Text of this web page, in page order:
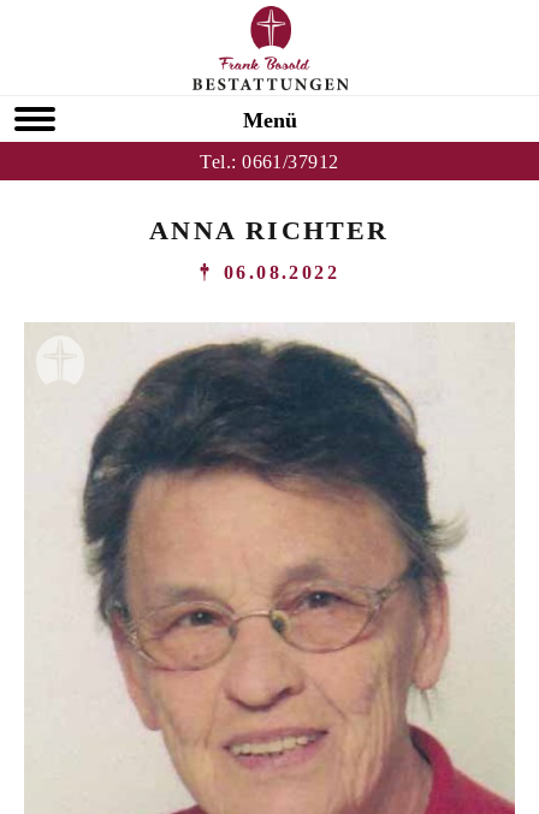
Menü
Tel.:0661/37912
ANNA RICHTER
06.08.2022